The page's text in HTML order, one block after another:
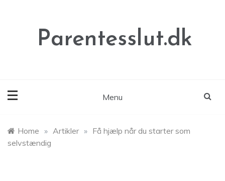
Parentesslut.dk
Menu
Home » Artikler » Få hjælp når du starter som
selvstændig